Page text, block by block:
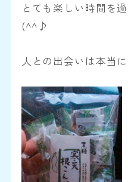
とても楽しい時間を
(^^♪
人との出会いは本当